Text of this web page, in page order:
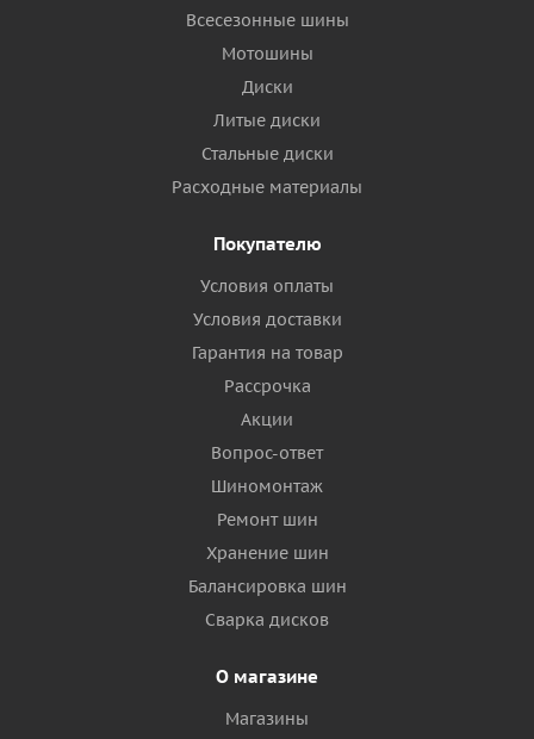
Всесезонные шины
Мотошины
Диски
Литые диски
Стальные диски
Расходные материалы
Покупателю
Условия оплаты
Условия доставки
Гарантия на товар
Рассрочка
Акции
Вопрос-ответ
Шиномонтаж
Ремонт шин
Хранение шин
Балансировка шин
Сварка дисков
О магазине
Магазины